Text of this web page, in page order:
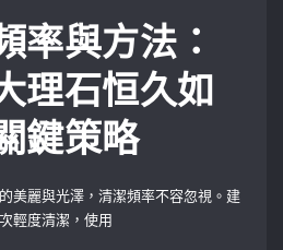
率與方法：
理石恒久如
鍵策略
美麗與光澤，清潔頻率不容忽視。建
輕度清潔，使用